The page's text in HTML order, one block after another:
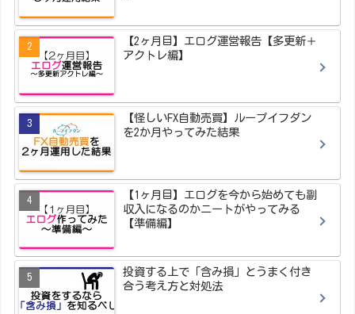
【2ヶ月目】エログ運営報告【多更新＋
アクトレ編】
【怪しいFX自動売買】ループイフダン
を2か月やってみた結果
【1ヶ月目】エログを今から始めても副
収入になるのかニートがやってみる
【準備編】
投資する上で「含み損」とうまく付き
合う考え方と対処法